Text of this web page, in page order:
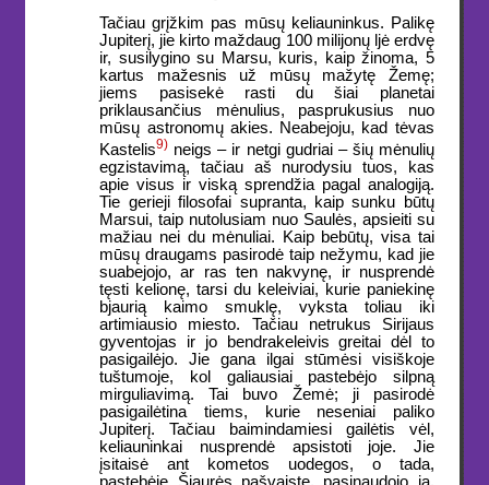
Tačiau grįžkim pas mūsų keliauninkus. Palikę
Jupiterį, jie kirto maždaug 100 milijonų ljė erdvę
ir, susilygino su Marsu, kuris, kaip žinoma, 5
kartus mažesnis už mūsų mažytę Žemę;
jiems pasisekė rasti du šiai planetai
priklausančius mėnulius, pasprukusius nuo
mūsų astronomų akies. Neabejoju, kad tėvas
Kastelis9) neigs – ir netgi gudriai – šių mėnulių
egzistavimą, tačiau aš nurodysiu tuos, kas
apie visus ir viską sprendžia pagal analogiją.
Tie gerieji filosofai supranta, kaip sunku būtų
Marsui, taip nutolusiam nuo Saulės, apsieiti su
mažiau nei du mėnuliai. Kaip bebūtų, visa tai
mūsų draugams pasirodė taip nežymu, kad jie
suabejojo, ar ras ten nakvynę, ir nusprendė
tęsti kelionę, tarsi du keleiviai, kurie paniekinę
bjaurią kaimo smuklę, vyksta toliau iki
artimiausio miesto. Tačiau netrukus Sirijaus
gyventojas ir jo bendrakeleivis greitai dėl to
pasigailėjo. Jie gana ilgai stūmėsi visiškoje
tuštumoje, kol galiausiai pastebėjo silpną
mirguliavimą. Tai buvo Žemė; ji pasirodė
pasigailėtina tiems, kurie neseniai paliko
Jupiterį. Tačiau baimindamiesi gailėtis vėl,
keliauninkai nusprendė apsistoti joje. Jie
įsitaisė ant kometos uodegos, o tada,